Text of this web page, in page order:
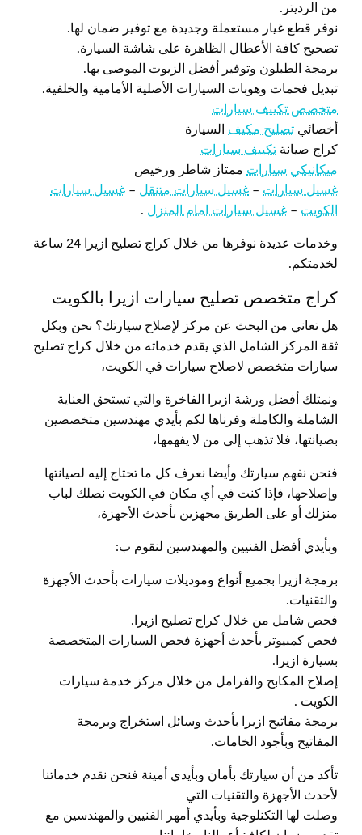
من الرديتر.
نوفر قطع غيار مستعملة وجديدة مع توفير ضمان لها.
تصحيح كافة الأعطال الظاهرة على شاشة السيارة.
برمجة الطبلون وتوفير أفضل الزيوت الموصى بها.
تبديل فحمات وهوبات السيارات الأصلية الأمامية والخلفية.
متخصص تكييف سيارات
أخصائي تصليح مكيف السيارة
كراج صيانة تكييف سيارات
ميكانيكي سيارات ممتاز شاطر ورخيص
غسيل سيارات – غسيل سيارات متنقل – غسيل سيارات
الكويت – غسيل سيارات امام المنزل .
وخدمات عديدة نوفرها من خلال كراج تصليح ازيرا 24 ساعة
لخدمتكم.
كراج متخصص تصليح سيارات ازيرا بالكويت
هل تعاني من البحث عن مركز لإصلاح سيارتك؟ نحن وبكل
ثقة المركز الشامل الذي يقدم خدماته من خلال كراج تصليح
سيارات متخصص لاصلاح سيارات في الكويت،
ونمتلك أفضل ورشة ازيرا الفاخرة والتي تستحق العناية
الشاملة والكاملة وفرناها لكم بأيدي مهندسين متخصصين
بصيانتها، فلا تذهب إلى من لا يفهمها،
فنحن نفهم سيارتك وأيضا نعرف كل ما تحتاج إليه لصيانتها
وإصلاحها، فإذا كنت في أي مكان في الكويت نصلك لباب
منزلك أو على الطريق مجهزين بأحدث الأجهزة،
وبأيدي أفضل الفنيين والمهندسين لنقوم ب:
برمجة ازيرا بجميع أنواع وموديلات سيارات بأحدث الأجهزة
والتقنيات.
فحص شامل من خلال كراج تصليح ازيرا.
فحص كمبيوتر بأحدث أجهزة فحص السيارات المتخصصة
بسيارة ازيرا.
إصلاح المكابح والفرامل من خلال مركز خدمة سيارات
الكويت .
برمجة مفاتيح ازيرا بأحدث وسائل استخراج وبرمجة
المفاتيح وبأجود الخامات.
تأكد من أن سيارتك بأمان وبأيدي أمينة فنحن نقدم خدماتنا
لأحدث الأجهزة والتقنيات التي
وصلت لها التكنلوجية وبأيدي أمهر الفنيين والمهندسين مع